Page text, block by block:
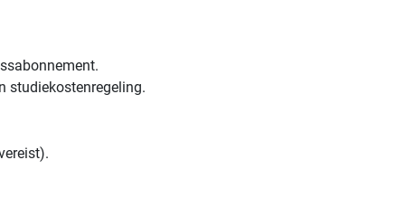
studiekostenregeling.